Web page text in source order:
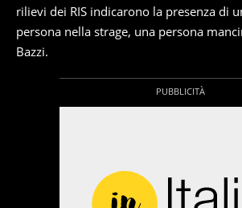
rilievi dei RIS indicarono la presenza di
persona nella strage, una persona
Bazzi.